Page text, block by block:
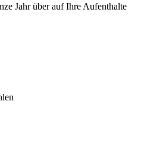
Jahr über auf Ihre Aufenthalte